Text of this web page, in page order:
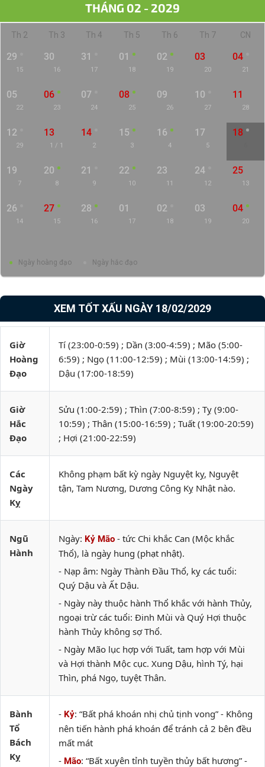
THÁNG 02 - 2029
Th 2 Th 3 Th 4 Th 5 Th 6 Th 7 CN
29
15
30
16
31
17
01
18
02
19
03
20
04
21
05
22
06
23
07
24
08
25
09
26
10
27
11
28
12
29
13
1 / 1
14
2
15
3
16
4
17
5
18
19
7
20
8
21
9
22
10
23
11
24
12
25
13
26
14
27
15
28
16
01
17
02
18
03
19
04
20
Ngày hoàng đạo Ngày hắc đạo
XEM TỐT XẤU NGÀY 18/02/2029
Giờ
Hoàng
Đạo
Tí (23:00-0:59) ; Dần (3:00-4:59) ; Mão (5:00-
6:59) ; Ngọ (11:00-12:59) ; Mùi (13:00-14:59) ;
Dậu (17:00-18:59)
Giờ
Hắc
Đạo
Sửu (1:00-2:59) ; Thìn (7:00-8:59) ; Tỵ (9:00-
10:59) ; Thân (15:00-16:59) ; Tuất (19:00-20:59)
; Hợi (21:00-22:59)
Các
Ngày
Kỵ
Không phạm bất kỳ ngày Nguyệt kỵ, Nguyệt
tận, Tam Nương, Dương Công Kỵ Nhật nào.
Ngũ
Hành
Ngày: Kỷ Mão - tức Chi khắc Can (Mộc khắc
Thổ), là ngày hung (phạt nhật).
- Nạp âm: Ngày Thành Đầu Thổ, kỵ các tuổi:
Quý Dậu và Ất Dậu.
- Ngày này thuộc hành Thổ khắc với hành Thủy,
ngoại trừ các tuổi: Đinh Mùi và Quý Hợi thuộc
hành Thủy không sợ Thổ.
- Ngày Mão lục hợp với Tuất, tam hợp với Mùi
và Hợi thành Mộc cục. Xung Dậu, hình Tý, hại
Thìn, phá Ngọ, tuyệt Thân.
Bành
Tổ
Bách
Kỵ
- Kỷ: “Bất phá khoán nhị chủ tịnh vong” - Không
nên tiến hành phá khoán để tránh cả 2 bên đều
mất mát
- Mão: “Bất xuyên tỉnh tuyền thủy bất hương” -